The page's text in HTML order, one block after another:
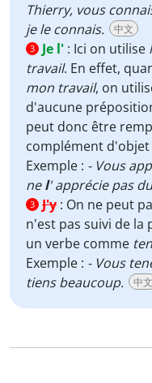
Thierry, vous
je le connais.
中文
3 Je l' : Ici on utilise
travail. En effet,
mon travail, on
d'aucune
peut donc être
complément
Exemple : - Vous
nel' apprécie pas
3 J'y : On ne peut
n'est pas suivi de la
un verbe comme
Exemple : - Vous
tiens beaucoup.
中文